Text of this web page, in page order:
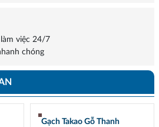
việc 24/7
chóng
Gạch Takao Gỗ Thanh